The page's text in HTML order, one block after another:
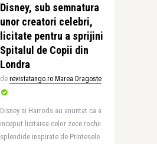
Disney, sub semnatura
unor creatori celebri,
licitate pentru a sprijini
Spitalul de Copii din
Londra
de revistatango.ro Marea Dragoste
Disney si Harrods au anuntat ca a
inceput licitarea celor zece rochii
splendide inspirate de Printesele